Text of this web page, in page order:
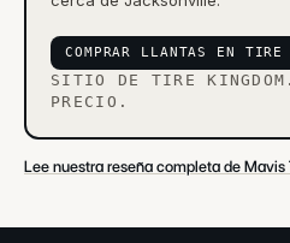
COMPRAR LLANTAS EN TIRE
SITIO DE TIRE
PRECIO.
Lee nuestra reseña completa de Mavis